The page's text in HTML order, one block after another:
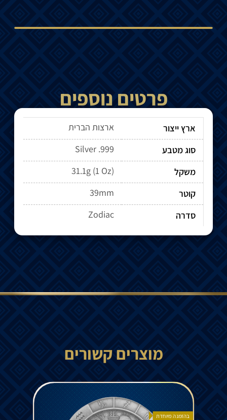
פרטים נוספים
ארץ ייצור
ארצות הברית
סוג מטבע
Silver .999
משקל
31.1g (1 Oz)
קוטר
39mm
סדרה
Zodiac
מוצרים קשורים
בהזמנה מיוחדת